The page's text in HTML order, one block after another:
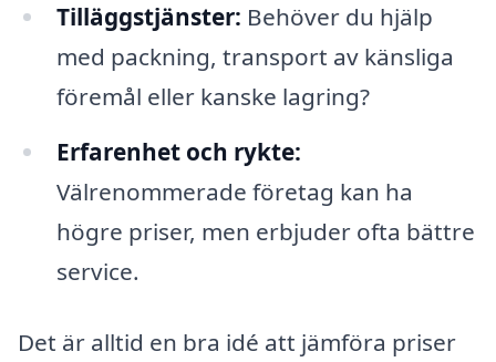
Tilläggstjänster: Behöver du hjälp
med packning, transport av känsliga
föremål eller kanske lagring?
Erfarenhet och rykte:
Välrenommerade företag kan ha
högre priser, men erbjuder ofta bättre
service.
Det är alltid en bra idé att jämföra priser